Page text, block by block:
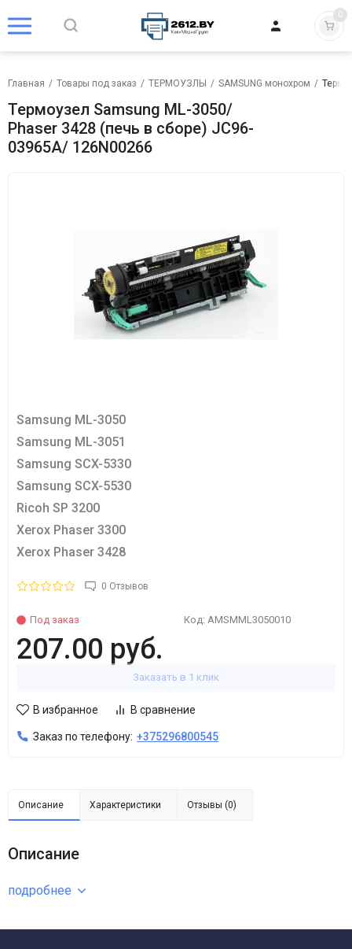
0
Главная / Товары под заказ / ТЕРМОУЗЛЫ / SAMSUNG монохром /
Термоузел Samsung ML-3050/
Phaser 3428 (печь в сборе) JC96-
03965A/ 126N00266
Samsung ML-3050
Samsung ML-3051
Samsung SCX-5330
Samsung SCX-5530
Ricoh SP 3200
Xerox Phaser 3300
Xerox Phaser 3428
0 Отзывов
Под заказ Код: AMSMML3050010
207.00 руб.
Заказать в 1 клик
В избранное В сравнение
Заказ по телефону: +375296800545
Описание Характеристики Отзывы (0)
Описание
подробнее